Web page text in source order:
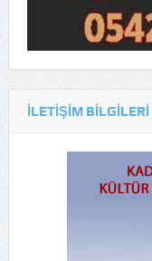
ILETIŞIM BILGILERI